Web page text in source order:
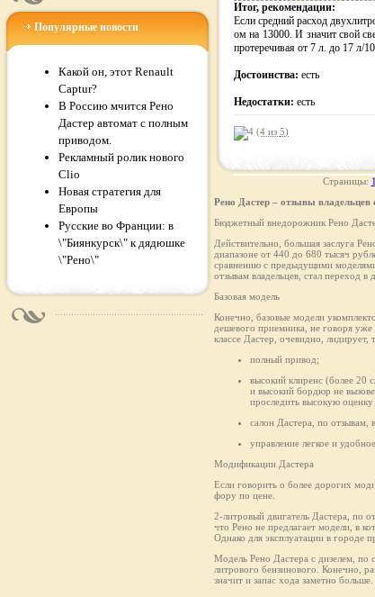
Популярные новости
Какой он, этот Renault
Captur?
В Россию мчится Рено
Дастер автомат с полным
приводом.
Рекламный ролик нового
Clio
Новая стратегия для
Европы
Русские во Франции: в
\"Биянкурск\" к дядюшке
\"Рено\"
Итог, рекомендации:
Если средний расход
ом на 13000. И значит свой
протеречивая от 7 л. до 17 л/
Достоинства: есть
Недостатки: есть
(4 из 5)
Страницы: 1
Рено Дастер – отзывы
Бюджетный внедорожник Рено
Действительно, большая заслуга
диапазоне от 440 до 680 тысяч
сравнению с предыдущими
отзывам владельцев, стал переход в
Базовая модель
Конечно, базовые модели
дешевого приемника, не говоря
классе Дастер, очевидно, лидирует,
полный привод;
высокий клиренс (более 20
и высокий бордюр не
проследить высокую
салон Дастера, по
управление легкое и удобное.
Модификации Дастера
Если говорить о более дорогих
фору по цене.
2-литровый двигатель Дастера, по
что Рено не предлагает модели, в
Однако для эксплуатации в городе
Модель Рено Дастера с дизелем,
литрового бензинового. Конечно,
значит и запас хода заметно больше.